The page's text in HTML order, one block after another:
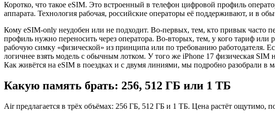
Коротко, что такое eSIM. Это встроенный в телефон цифровой профиль
аппарата. Технология рабочая, российские операторы её поддерживают, и в
Кому eSIM-only неудобен или не подходит. Во-первых, тем, кто привык часто
профиль нужно переносить через оператора. Во-вторых, тем, у кого тариф или
рабочую симку «физической» из принципа или по требованию работодателя.
логичнее взять модель с обычным лотком. У того же iPhone 17 физическая
Как живётся на eSIM в поездках и с двумя линиями, мы подробно разобрали в
Какую память брать: 256, 512 ГБ или 1 ТБ
Air предлагается в трёх объёмах: 256 ГБ, 512 ГБ и 1 ТБ. Цена растёт ощутимо,